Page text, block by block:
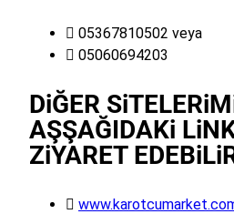
 05367810502 veya
 05060694203
DiĞER
AŞŞAĞIDAKi
ZiYARET
